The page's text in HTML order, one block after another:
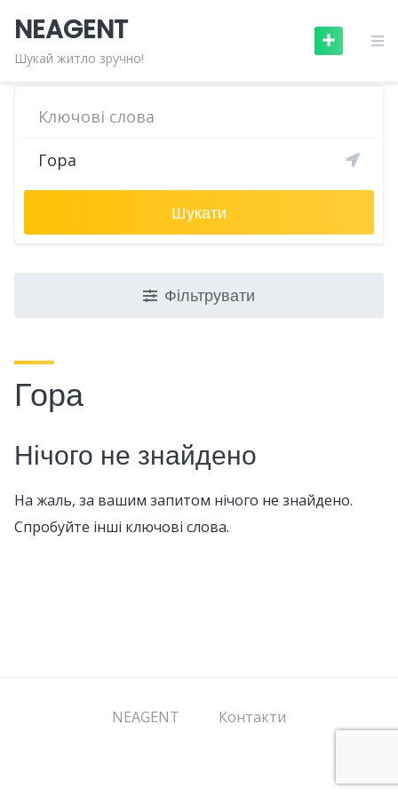
content
NEAGENT
Шукай житло зручно!
Шукати
Фільтрувати
Гора
Нічого не знайдено
На жаль, за вашим запитом нічого не знайдено.
Спробуйте інші ключові слова.
NEAGENT Контакти